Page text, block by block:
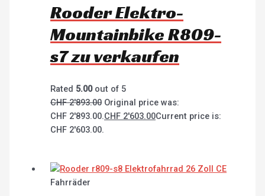
Rooder Elektro-
Mountainbike R809-
s7 zu verkaufen
Rated 5.00out of 5
CHF2'893.00 Original price was:
CHF 2'893.00.CHF 2'603.00Current price is:
CHF 2'603.00.
Fahrräder